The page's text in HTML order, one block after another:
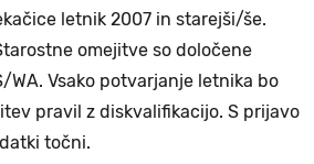
letnik 2007 in starejši/še.
omejitve so določene
WA. Vsako potvarjanje letnika bo
pravil z diskvalifikacijo. S prijavo
točni.